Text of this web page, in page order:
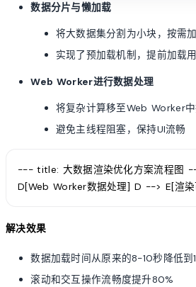
数据分片与懒加载
将大数据集分割为小块，按需
实现了预加载机制，提前加载
Web Worker进行数据处理
将复杂计算移至Web Worker
避免主线程阻塞，保持UI流畅
--- title: 大数据渲染优化方案流程图
D[Web Worker数据处理] D --> E[渲
解决效果
数据加载时间从原来的8-10秒降低到
滚动和交互操作流畅度提升80%